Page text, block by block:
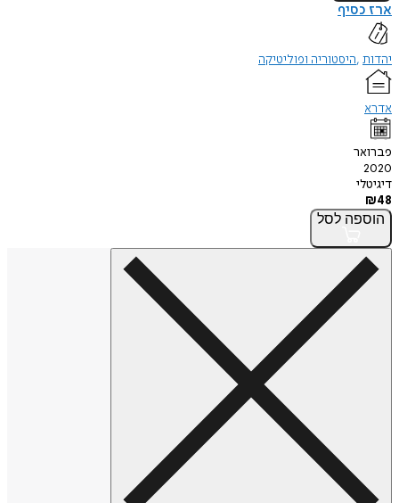
ארז כסיף
יהדות היסטוריה ופוליטיקה
אדרא
פברואר
2020
דיגיטלי
₪48
הוספה לסל